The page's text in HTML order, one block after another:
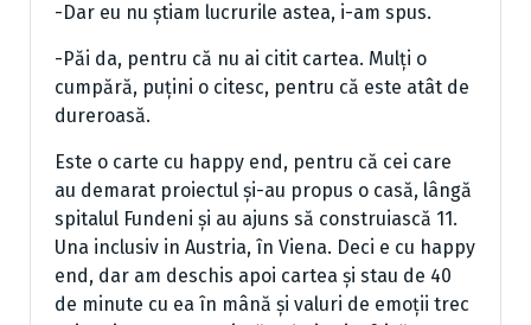
-Dar eu nu știam lucrurile astea, i-am spus.
-Păi da, pentru că nu ai citit cartea. Mulți o
cumpără, puțini o citesc, pentru că este atât de
dureroasă.
Este o carte cu happy end, pentru că cei care
au demarat proiectul și-au propus o casă, lângă
spitalul Fundeni și au ajuns să construiască 11.
Una inclusiv in Austria, în Viena. Deci e cu happy
end, dar am deschis apoi cartea și stau de 40
de minute cu ea în mână și valuri de emoții trec